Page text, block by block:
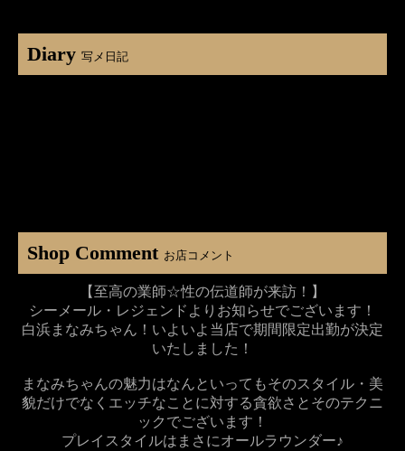
Diary 写メ日記
Shop Comment お店コメント
【至高の業師☆性の伝道師が来訪！】
シーメール・レジェンドよりお知らせでございます！
白浜まなみちゃん！いよいよ当店で期間限定出勤が決定
いたしました！
まなみちゃんの魅力はなんといってもそのスタイル・美
貌だけでなくエッチなことに対する貪欲さとそのテクニ
ックでございます！
プレイスタイルはまさにオールラウンダー♪